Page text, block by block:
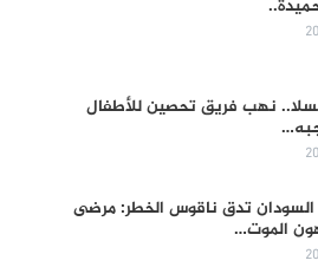
نهب فريق تحصين للأطفال
السودان تدق ناقوس الخطر: مرضى
الموت…